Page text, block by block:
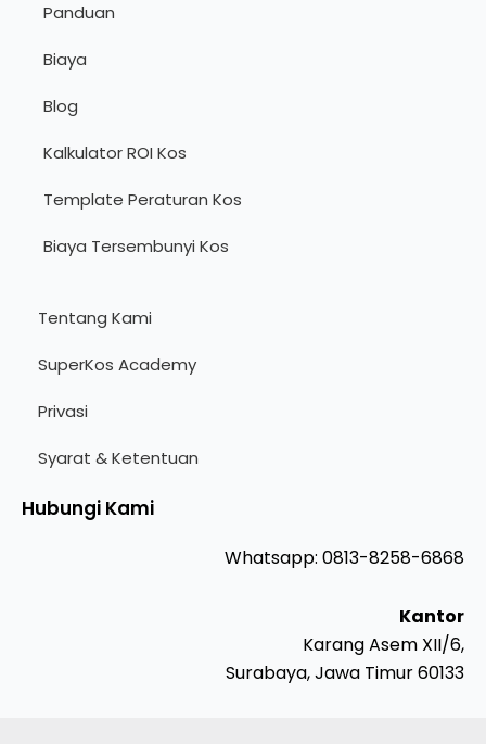
Panduan
Biaya
Blog
Kalkulator ROI Kos
Template Peraturan Kos
Biaya Tersembunyi Kos
Tentang Kami
SuperKos Academy
Privasi
Syarat & Ketentuan
Hubungi Kami
Whatsapp: 0813-8258-6868
Kantor
Karang Asem XII/6,
Surabaya, Jawa Timur 60133